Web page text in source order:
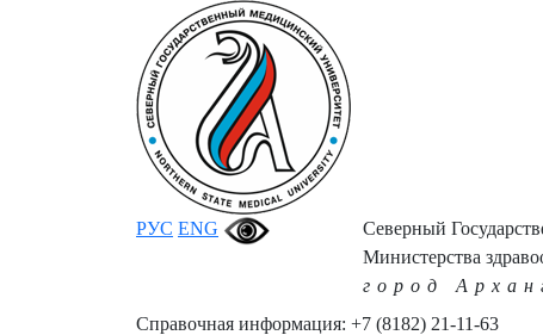
РУС ENG
Северный
Министерства
город
Справочная информация: +7 (8182) 21-11-63